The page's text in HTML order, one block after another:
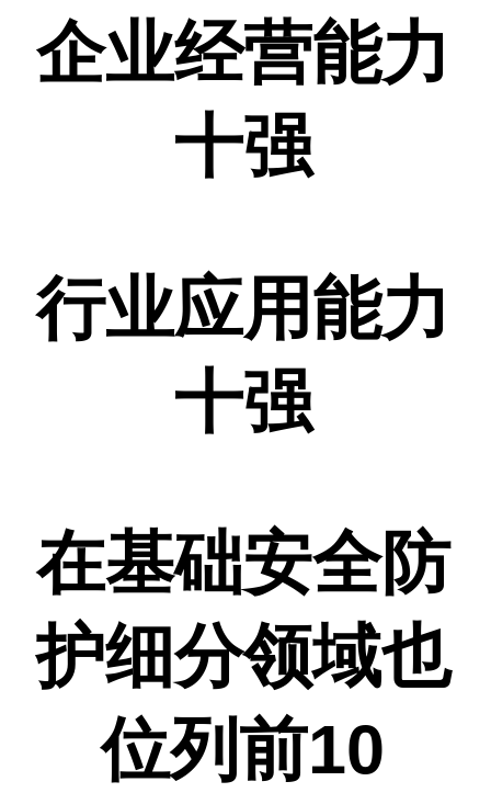
企业经营能力
十强
行业应用能力
十强
在基础安全防
护细分领域也
位列前10